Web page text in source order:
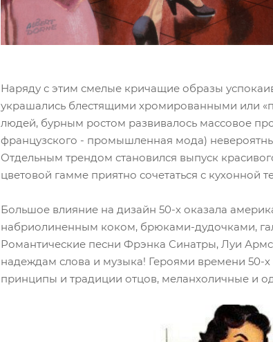
Наряду с этим смелые кричащие образы
украшались блестящими хромированными или
людей, бурным ростом развивалось массовое
французского - промышленная мода)
Отдельным трендом становился выпуск
цветовой гамме приятно сочетаться с кухонной
Большое влияние на дизайн 50-х оказала
набриолиненным коком, брюками-дудочками,
Романтические песни Фрэнка Синатры, Луи
надеждам слова и музыка! Героями времени 50-
принципы и традиции отцов, меланхоличные и